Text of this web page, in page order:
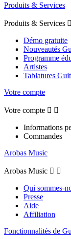
Produits & Services
Produits & Services 
Démo gratuite
Nouveautés
Programme
Artistes
Tablatures
Votre compte
Votre compte  
Informations
Commandes
Arobas Music
Arobas Music  
Qui sommes-
Presse
Aide
Affiliation
Fonctionnalités de